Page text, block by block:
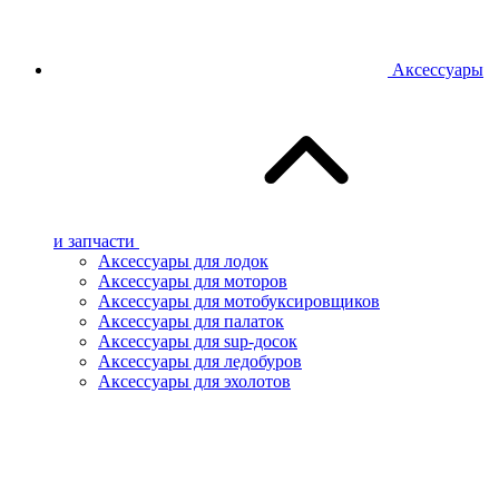
Аксессуары
и запчасти
Аксессуары для лодок
Аксессуары для моторов
Аксессуары для мотобуксировщиков
Аксессуары для палаток
Аксессуары для sup-досок
Аксессуары для ледобуров
Аксессуары для эхолотов